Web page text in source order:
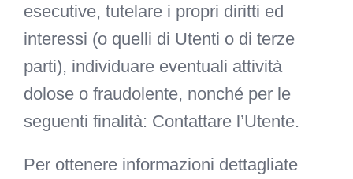
esecutive, tutelare i propri diritti ed
interessi (o quelli di Utenti o di terze
parti), individuare eventuali attività
dolose o fraudolente, nonché per le
seguenti finalità: Contattare l’Utente.
Per ottenere informazioni dettagliate